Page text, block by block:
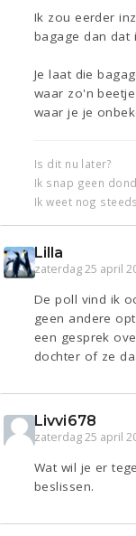
Ik zou eerder
bagage dan dat
Je laat die
waar zo'n
waar je je
Is dit nu later?
Ik snap geen
Ik weet nog
Lilla
zaterdag 25 april
De poll vind ik
geen andere
een gesprek
dochter of ze
Livvi678
zaterdag 25 april
Wat wil je er
beslissen.